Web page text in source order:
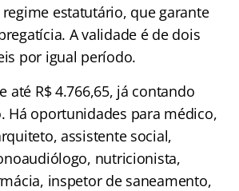
estatutário, que garante
A validade é de dois
por igual período.
até R$ 4.766,65, já contando
Há oportunidades para médico,
assistente social,
nutricionista,
inspetor de saneamento,